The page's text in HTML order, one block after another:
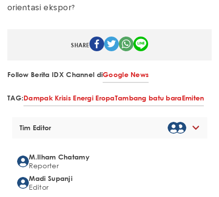
orientasi ekspor?
SHARE
Follow Berita IDX Channel diGoogle News
TAG:Dampak Krisis Energi EropaTambang batu baraEmiten
Tim Editor
M.Ilham Chatamy
Reporter
Madi Supanji
Editor